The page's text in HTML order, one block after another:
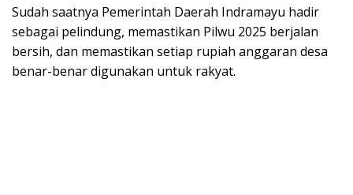
​Sudah saatnya Pemerintah Daerah Indramayu hadir
sebagai pelindung, memastikan Pilwu 2025 berjalan
bersih, dan memastikan setiap rupiah anggaran desa
benar-benar digunakan untuk rakyat.